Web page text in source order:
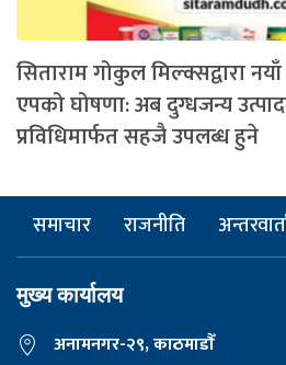
सिताराम गोकुल मिल्क्सद्वारा
एपको घोषणा: अब दुग्धजन्य
प्रविधिमार्फत सहजै उपलब्ध हुने
समाचार राजनीति
मुख्य कार्यालय
अनामनगर-२९, काठमाडाैँ